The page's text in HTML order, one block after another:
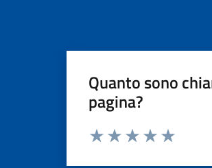
Quanto sono
pagina?
Valuta da 1 a 5 stelle la pagina